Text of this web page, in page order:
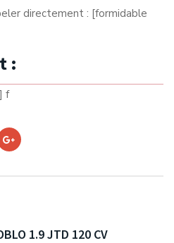
directement : [formidable
:
f
1.9 JTD 120 CV